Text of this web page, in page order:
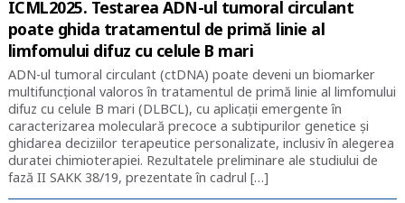
ICML2025. Testarea ADN-ul tumoral circulant
poate ghida tratamentul de primă linie al
limfomului difuz cu celule B mari
ADN-ul tumoral circulant (ctDNA) poate deveni un biomarker
multifuncțional valoros în tratamentul de primă linie al limfomului
difuz cu celule B mari (DLBCL), cu aplicații emergente în
caracterizarea moleculară precoce a subtipurilor genetice și
ghidarea deciziilor terapeutice personalizate, inclusiv în alegerea
duratei chimioterapiei. Rezultatele preliminare ale studiului de
fază II SAKK 38/19, prezentate în cadrul […]